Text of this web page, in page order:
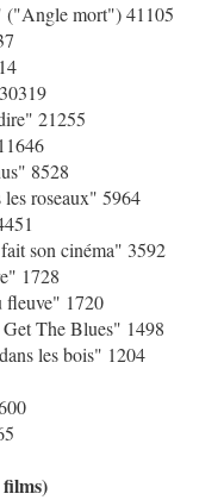
mort") 41105
21255
8528
roseaux" 5964
son cinéma" 3592
1728
fleuve" 1720
The Blues" 1498
les bois" 1204